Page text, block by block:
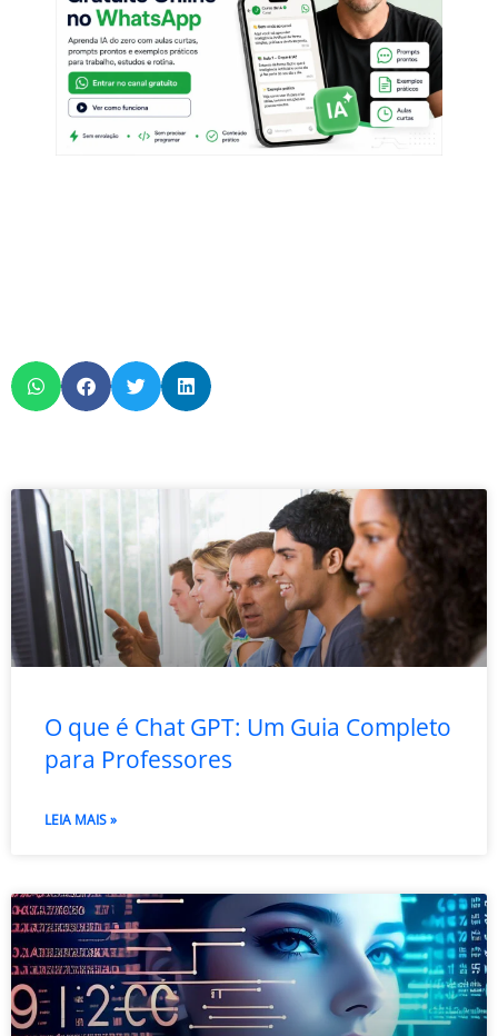
O que é Chat GPT: Um Guia Completo
para Professores
LEIA MAIS »
Page